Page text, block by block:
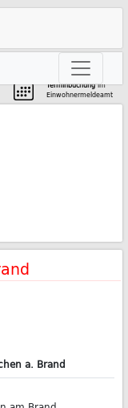
Terminbuchungim
Einwohnermeldeamt
a. Brand